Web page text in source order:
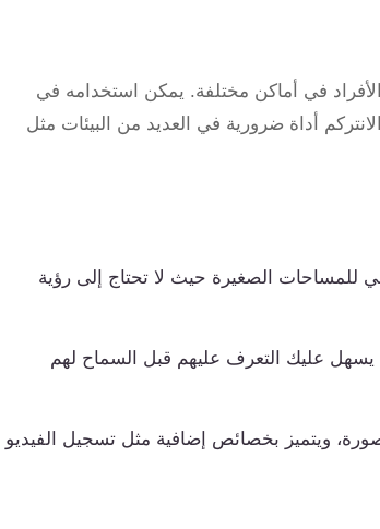
في أماكن مختلفة. يمكن استخدامه في
أداة ضرورية في العديد من البيئات مثل
للمساحات الصغيرة حيث لا تحتاج إلى رؤية
عليك التعرف عليهم قبل السماح لهم
ويتميز بخصائص إضافية مثل تسجيل الفيديو